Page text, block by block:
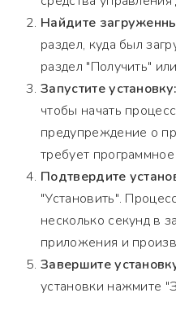
Найдите
раздел, куда был
раздел "Получить"
Запустите установку:
чтобы начать
предупреждение о
требует
Подтвердите
"Установить".
несколько секунд в
приложения и
Завершите
установки нажмите